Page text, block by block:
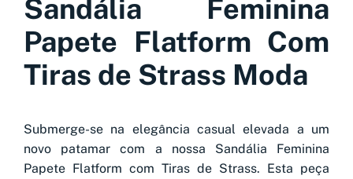
Sandália Feminina
Papete Flatform Com
Tiras de Strass Moda
Submerge-se na elegância casual elevada a um
novo patamar com a nossa Sandália Feminina
Papete Flatform com Tiras de Strass. Esta peça